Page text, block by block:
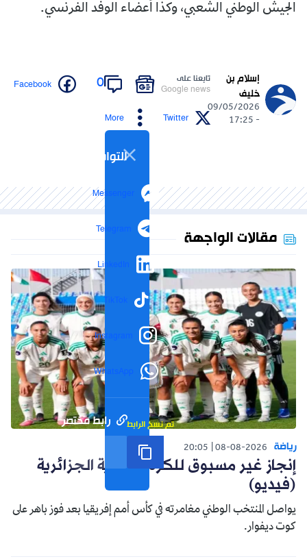
الجيش الوطني الشعبي، وكذا أعضاء الوفد الفرنسي.
إسلام بن
خليف
09/05/2026
- 17:25
تابعنا على
Google news
0
Facebook
Twitter
More
التواصل الاجتماعي
Messenger
Telegram
LinkedIn
TikTok
Instagram
WhatsApp
رابط مختصر تم نسخ الرابط
مقالات الواجهة
رياضة 08-08-2026
20:05
إنجاز غير مسبوق للكرة النسوية الجزائرية
(فيديو)
يواصل المنتخب الوطني مغامرته في كأس أمم إفريقيا بعد فوز باهر على
كوت ديفوار.